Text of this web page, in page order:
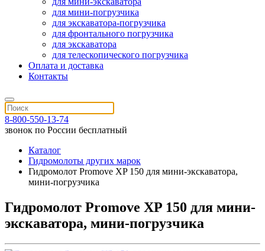
для мини-погрузчика
для экскаватора-погрузчика
для фронтального погрузчика
для экскаватора
для телескопического погрузчика
Оплата и доставка
Контакты
8-800-550-13-74
звонок по России бесплатный
Каталог
Гидромолоты других марок
Гидромолот Promove XP 150 для мини-экскаватора,
мини-погрузчика
Гидромолот Promove XP 150 для мини-
экскаватора, мини-погрузчика